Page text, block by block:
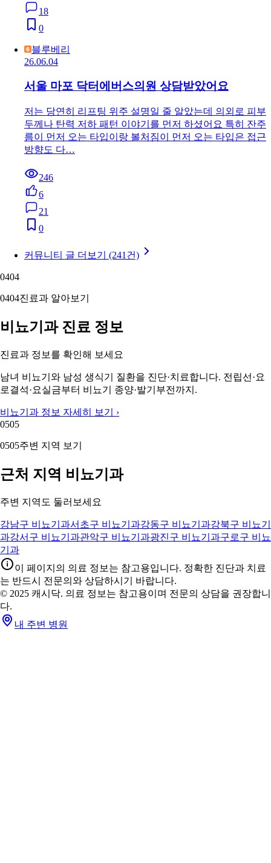
18
0
블루베리
26.06.04
서울 마포 닥터에버스의원 상담받았어요
저는 당연히 리프팅 위주 설명일 줄 알았는데 의외로 피부
두께나 탄력 저하 패턴 이야기를 먼저 하셨어요 특히 잔주
름이 먼저 오는 타입이랑 볼처짐이 먼저 오는 타입은 접근
방향도 다…
246
6
21
0
커뮤니티 글 더보기 (241건)
0404
0404진료과 알아보기
비뇨기과 진료 정보
진료과 정보를 확인해 보세요
남녀 비뇨기와 남성 생식기 질환을 진단·치료합니다. 전립선·요
로결석·요실금부터 비뇨기 종양·발기부전까지.
비뇨기과 정보 자세히 보기 ›
0505
0505주변 지역 보기
근처 지역 비뇨기과
주변 지역도 둘러보세요
강남구 비뇨기과서초구 비뇨기과강동구 비뇨기과강북구 비뇨기
과강서구 비뇨기과관악구 비뇨기과광진구 비뇨기과구로구 비뇨
기과
이 페이지의 의료 정보는 참고용입니다. 정확한 진단과 치료
는 반드시 전문의와 상담하시기 바랍니다.
© 2025 캐시닥. 의료 정보는 참고용이며 전문의 상담을 권장합니
다.
내 주변 병원